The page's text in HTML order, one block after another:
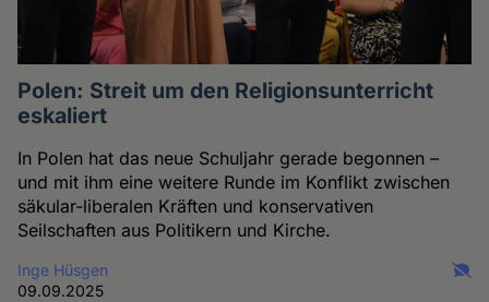
Polen: Streit um den Religionsunterricht
eskaliert
In Polen hat das neue Schuljahr gerade begonnen –
und mit ihm eine weitere Runde im Konflikt zwischen
säkular-liberalen Kräften und konservativen
Seilschaften aus Politikern und Kirche.
Inge Hüsgen
09.09.2025